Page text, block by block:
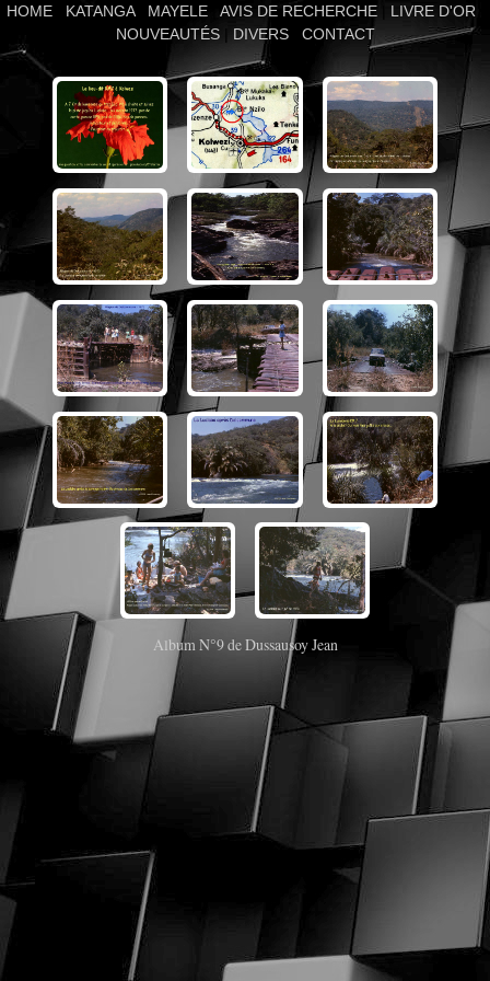
HOME KATANGA| MAYELE| AVIS DE RECHERCHE| LIVRE D'OR
NOUVEAUTÉS| DIVERS| CONTACT
Album N°9 de Dussausoy Jean